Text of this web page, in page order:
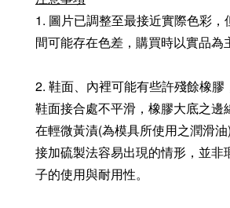
1. 圖片已調整至最接近實際色彩，
間可能存在色差，購買時以實品為
2. 鞋面、內裡可能有些許殘餘橡膠
鞋面接合處不平滑，橡膠大底之邊
在輕微黃漬(為模具所使用之潤滑
接加硫製法容易出現的情形，並非
子的使用與耐用性。